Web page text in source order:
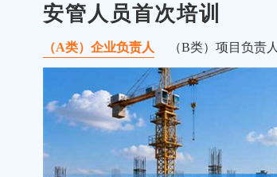
安管人员首次培训
（A类）企业负责人 （B类）项目负责人
（C2类）土建类专职安全管理员